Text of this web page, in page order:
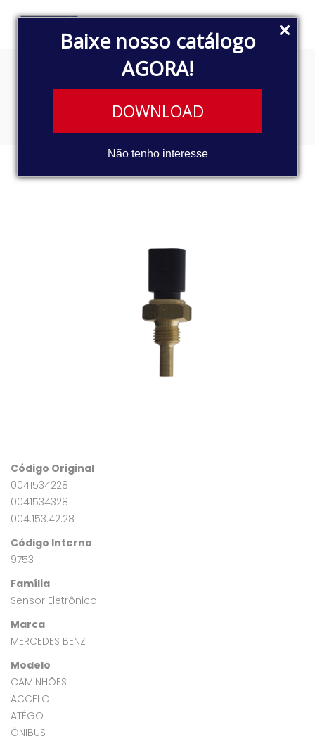
Baixe nosso catálogo
AGORA!
DOWNLOAD
Não tenho interesse
SENSOR ELETRÔNICO
Código Original
0041534228
0041534328
004.153.42.28
Código Interno
9753
Família
Sensor Eletrônico
Marca
MERCEDES BENZ
Modelo
CAMINHÕES
ACCELO
ATÉGO
ÔNIBUS